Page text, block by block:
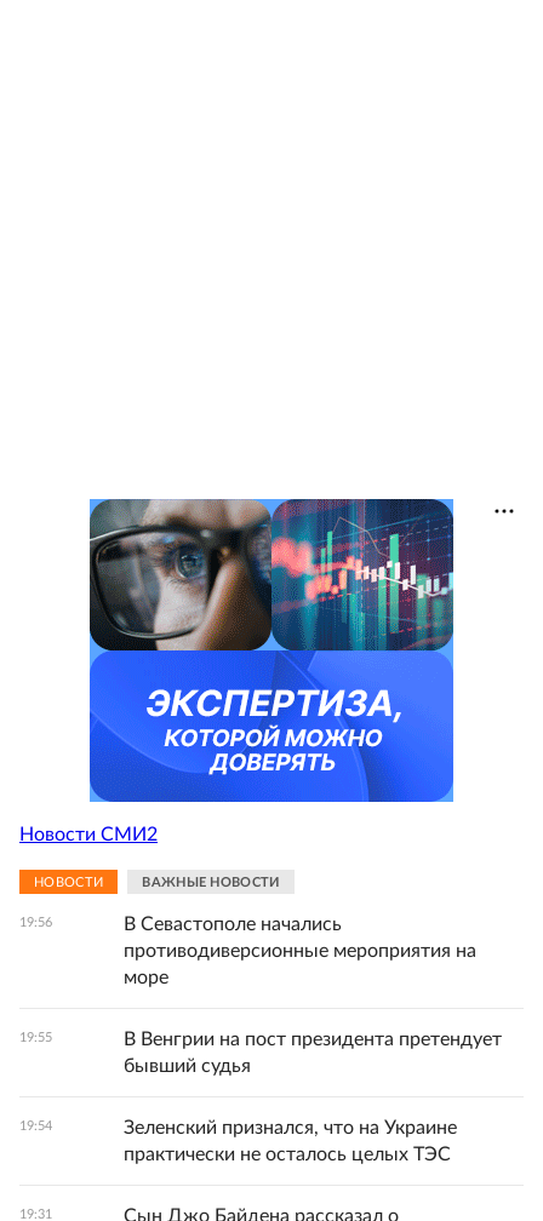
Новости СМИ2
НОВОСТИ ВАЖНЫЕ НОВОСТИ
19:56
В Севастополе начались
противодиверсионные мероприятия на
море
19:55
В Венгрии на пост президента претендует
бывший судья
19:54
Зеленский признался, что на Украине
практически не осталось целых ТЭС
19:31
Сын Джо Байдена рассказал о